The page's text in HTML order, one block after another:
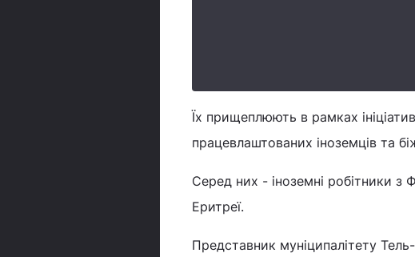
Їх прищеплюють в рамках
працевлаштованих іноземців та
Серед них - іноземні робітники з
Еритреї.
Представник муніципалітету